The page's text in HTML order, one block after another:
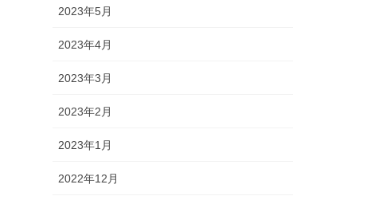
2023年5月
2023年4月
2023年3月
2023年2月
2023年1月
2022年12月